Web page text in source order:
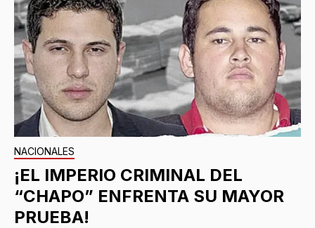
NACIONALES
¡EL IMPERIO CRIMINAL DEL
“CHAPO” ENFRENTA SU MAYOR
PRUEBA!